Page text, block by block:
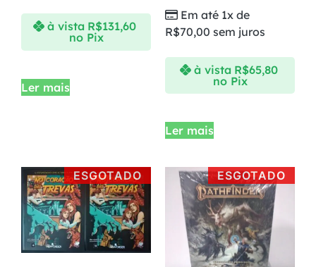
à vista R$131,60
no Pix
Ler mais
Em até 1x de
R$70,00 sem juros
à vista R$65,80
no Pix
Ler mais
ESGOTADO ESGOTADO